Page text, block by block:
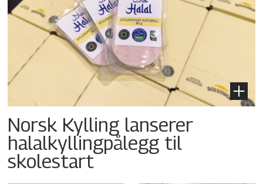
Norsk Kylling lanserer
halalkyllingpålegg til
skolestart